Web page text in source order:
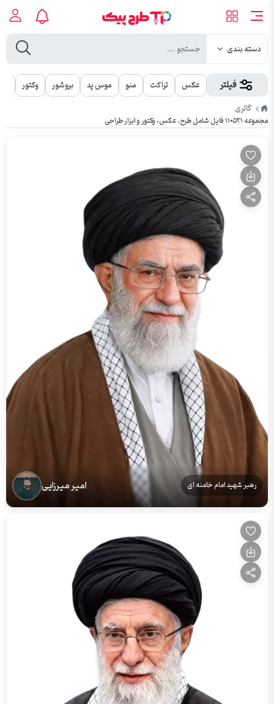
دسته بندی
فیلتر عکس تراکت منو موس پد بروشور وکتور
طرح
پیک
گالری
مجموعه ۱۱۰۵۲۱ فایل شامل طرح، عکس، وکتور و ابزار طراحی
رهبر شهید امام خامنه ای امیر میرزایی